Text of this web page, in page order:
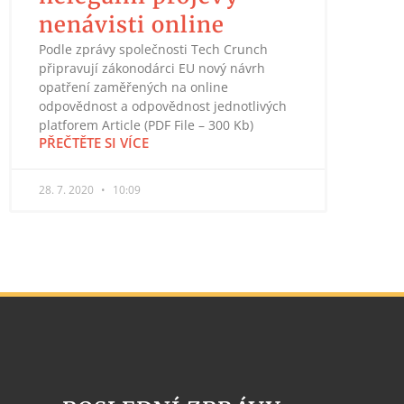
nenávisti online
Podle zprávy společnosti Tech Crunch
připravují zákonodárci EU nový návrh
opatření zaměřených na online
odpovědnost a odpovědnost jednotlivých
platforem Article (PDF File – 300 Kb)
PŘEČTĚTE SI VÍCE
28. 7. 2020 10:09